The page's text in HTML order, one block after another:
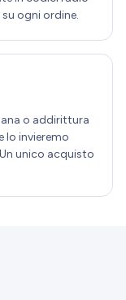
ogni ordine.
o addirittura
lo invieremo
unico acquisto